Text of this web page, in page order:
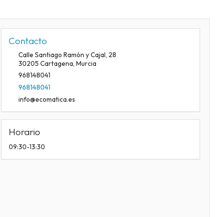
Contacto
Calle Santiago Ramón y Cajal, 28
30205 Cartagena, Murcia
968148041
968148041
info@ecomatica.es
Horario
09:30-13:30